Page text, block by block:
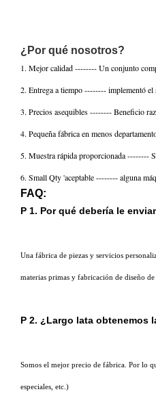
¿Por qué nosotros?
1. Mejor calidad -------- Un conjunto
2. Entrega a tiempo -------- implementó el
3. Precios asequibles -------- Beneficio
4. Pequeña fábrica en menos
5. Muestra rápida proporcionada --------
6. Small Qty 'aceptable -------- alguna
FAQ:
P 1. Por qué debería le
Una fábrica de piezas y servicios
materias primas y fabricación de diseño
P 2. ¿Largo lata obtenemos
Somos el mejor precio de fábrica. Por lo
especiales, etc.)